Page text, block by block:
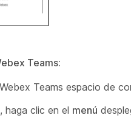
Teams:
Teams espacio de
haga clic en el menú